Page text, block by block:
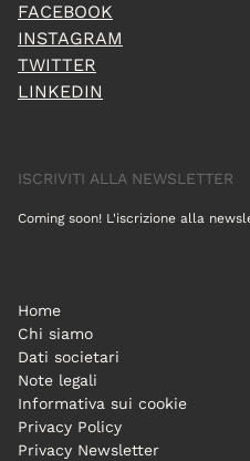
FACEBOOK
INSTAGRAM
TWITTER
LINKEDIN
ISCRIVITI ALLA NEWSLETTER
Coming soon! L'iscrizione alla
Home
Chi siamo
Dati societari
Note legali
Informativa sui cookie
Privacy Policy
Privacy Newsletter